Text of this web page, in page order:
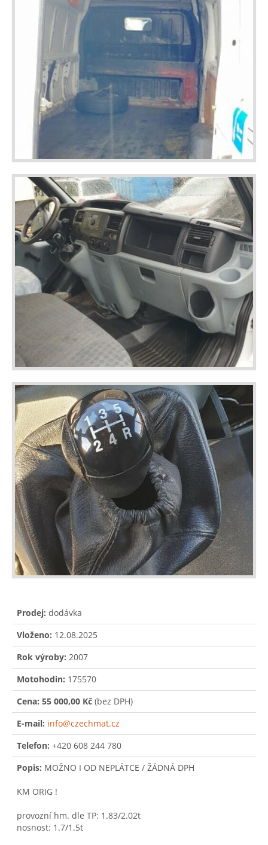
Prodej: dodávka
Vloženo: 12.08.2025
Rok výroby: 2007
Motohodin: 175570
Cena: 55 000,00 Kč (bez DPH)
E-mail: info@czechmat.cz
Telefon: +420 608 244 780
Popis: MOŽNO I OD NEPLÁTCE / ŽÁDNÁ DPH
KM ORIG !
provozní hm. dle TP: 1.83/2.02t
nosnost: 1.7/1.5t